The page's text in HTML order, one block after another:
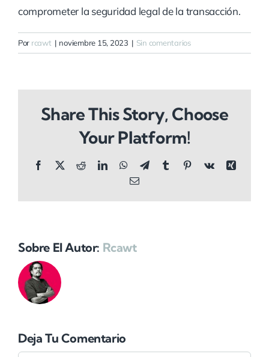
comprometer la seguridad legal de la transacción.
Por rcawt | noviembre 15, 2023 | Sin comentarios
Share This Story, Choose
Your Platform!
Facebook
X RedditLinkedInWhatsApp
TelegramTumblrPinterestVk
Xing
Correo
Sobre El Autor: Rcawt
Deja Tu Comentario